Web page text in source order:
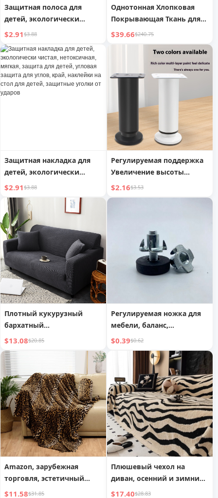
Защитная полоса для
детей, экологически
чистая, нетоксичная, с
кромкой, мягкая сумка,
защита углов, защита от
ударов для младенцев,
наклейки на стол,
защитная планка
$2.91$3.88
Однотонная Хлопковая
Покрывающая Ткань для
Дома, Шесть Штук
$39.66$240.75
Защитная накладка для
детей, экологически
чистая, нетоксичная,
мягкая, защита для детей,
угловая защита для углов,
край, наклейки на стол
для детей, защитные
уголки от ударов
$2.91$3.88
Регулируемая поддержка
Увеличение высоты
мебели
$2.16$3.53
Плотный кукурузный
бархатный
универсальный
эластичный чехол для
дивана
$13.08$20.85
Регулируемая ножка для
мебели, баланс,
современная простота
$0.39$0.62
Amazon, зарубежная
торговля, эстетичный
леопардовый принт,
$11.58$31.85
Плюшевый чехол на
диван, осенний и зимний
чехол на подушку для
$17.40$28.83